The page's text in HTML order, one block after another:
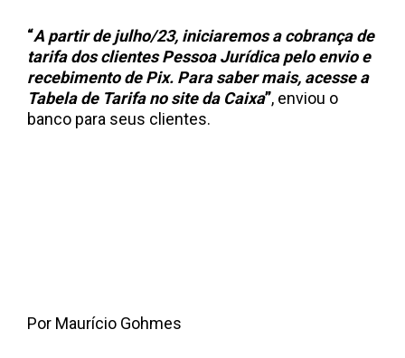
“A partir de julho/23, iniciaremos a cobrança de
tarifa dos clientes Pessoa Jurídica pelo envio e
recebimento de Pix. Para saber mais, acesse a
Tabela de Tarifa no site da Caixa”, enviou o
banco para seus clientes.
Por Maurício Gohmes